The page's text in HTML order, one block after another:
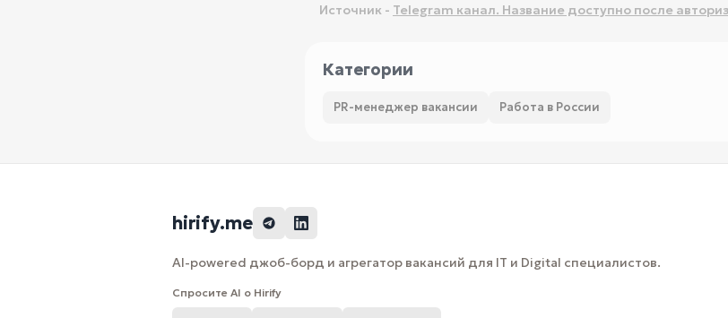
Источник - Telegram канал. Название доступно после
Категории
PR-менеджер вакансии Работа в России
hirify.me
AI-powered джоб-борд и агрегатор вакансий для IT и Digital специалистов.
Спросите AI о Hirify